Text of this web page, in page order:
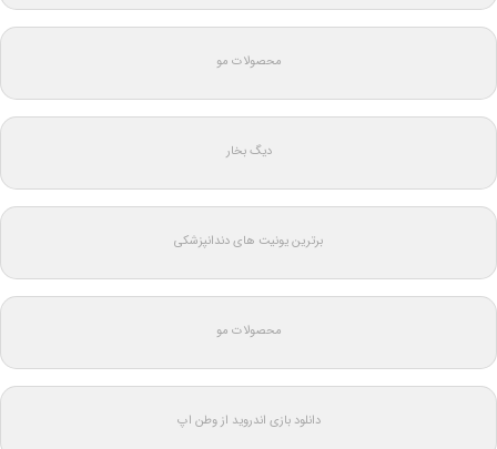
محصولات مو
دیگ بخار
برترین یونیت های دندانپزشکی
محصولات مو
دانلود بازی اندروید از وطن اپ